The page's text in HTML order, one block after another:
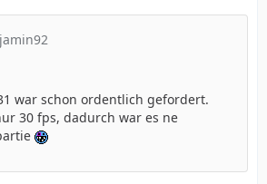
war schon ordentlich gefordert.
30 fps, dadurch war es ne